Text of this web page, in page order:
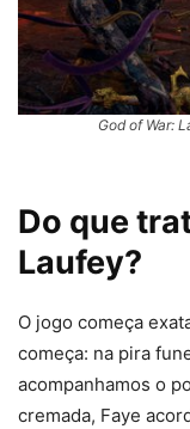
God of War:
Do que
Laufey?
O jogo começa
começa: na pira
acompanhamos o
cremada, Faye